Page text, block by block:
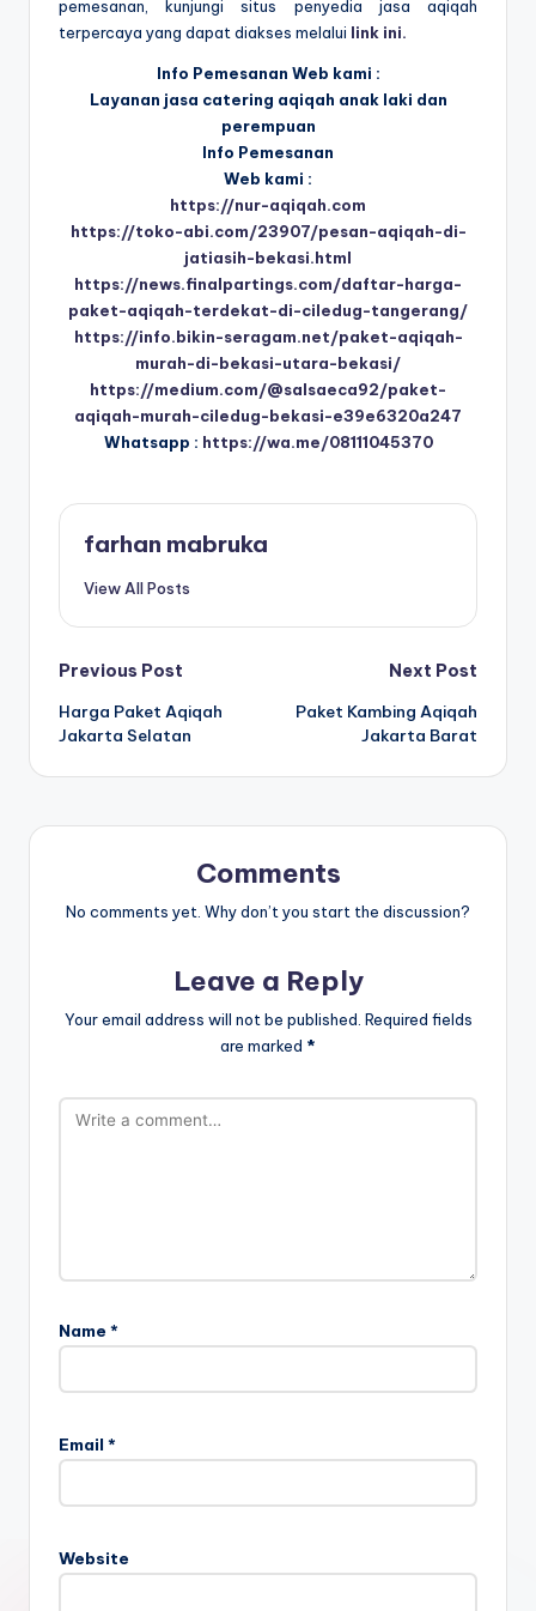
pemesanan, kunjungi situs penyedia jasa aqiqah
terpercaya yang dapat diakses melalui link ini.
Info Pemesanan Web kami :
Layanan jasa catering aqiqah anak laki dan
perempuan
Info Pemesanan
Web kami :
https://nur-aqiqah.com
https://toko-abi.com/23907/pesan-aqiqah-di-
jatiasih-bekasi.html
https://news.finalpartings.com/daftar-harga-
paket-aqiqah-terdekat-di-ciledug-tangerang/
https://info.bikin-seragam.net/paket-aqiqah-
murah-di-bekasi-utara-bekasi/
https://medium.com/@salsaeca92/paket-
aqiqah-murah-ciledug-bekasi-e39e6320a247
Whatsapp : https://wa.me/08111045370
farhan mabruka
View All Posts
Post
navigation
Previous Post
Harga Paket Aqiqah
Jakarta Selatan
Next Post
Paket Kambing Aqiqah
Jakarta Barat
Comments
No comments yet. Why don’t you start the discussion?
Leave a Reply
Your email address will not be published. Required fields
are marked *
Name *
Email *
Website